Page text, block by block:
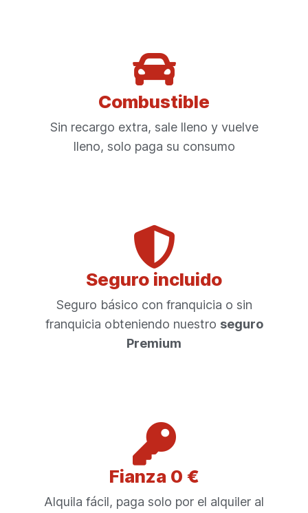
Combustible
Sin recargo extra, sale lleno y vuelve
lleno, solo paga su consumo
Seguro incluido
Seguro básico con franquicia o sin
franquicia obteniendo nuestro seguro
Premium
Fianza 0 €
Alquila fácil, paga solo por el alquiler al